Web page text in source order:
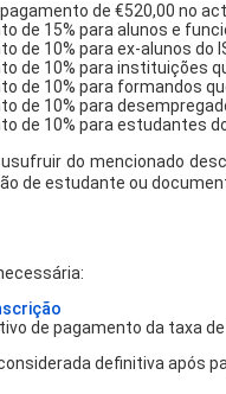
de €520,00 no
de 15% para alunos e
de 10% para ex-alunos do
de 10% para instituições
de 10% para formandos
de 10% para
de 10% para estudantes
do mencionado
de estudante ou
de pagamento da taxa
definitiva após